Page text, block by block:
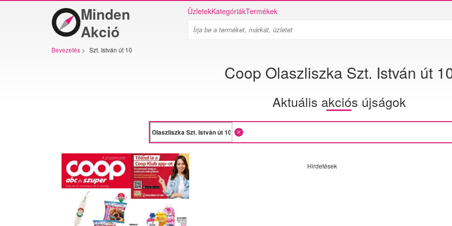
Minden
Akció
ÜzletekKategóriákTermékek
Bevezetés > Szt. István út 10
Coop Olaszliszka Szt. István út
Aktuális akciós újságok
Hirdetések